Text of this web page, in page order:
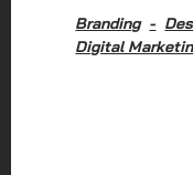
Branding
Digital